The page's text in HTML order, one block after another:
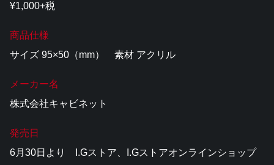
¥1,000+税
商品仕様
サイズ 95×50（mm） 素材 アクリル
メーカー名
株式会社キャビネット
発売日
6月30日より I.Gストア、I.Gストアオンラインショップ